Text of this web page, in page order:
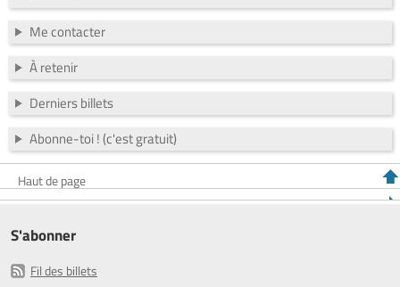
Me contacter
À retenir
Derniers billets
Abonne-toi ! (c'est gratuit)
Haut de page
S'abonner
Fil des billets